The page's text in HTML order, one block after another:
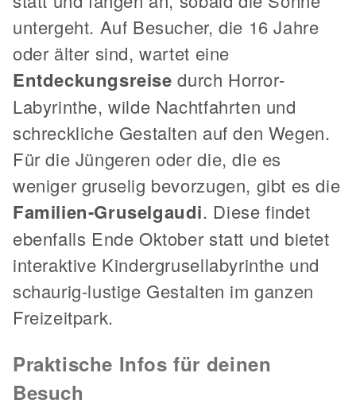
untergeht. Auf Besucher, die 16 Jahre
oder älter sind, wartet eine
Entdeckungsreise durch Horror-
Labyrinthe, wilde Nachtfahrten und
schreckliche Gestalten auf den Wegen.
Für die Jüngeren oder die, die es
weniger gruselig bevorzugen, gibt es die
Familien-Gruselgaudi. Diese findet
ebenfalls Ende Oktober statt und bietet
interaktive Kindergrusellabyrinthe und
schaurig-lustige Gestalten im ganzen
Freizeitpark.
Praktische Infos für deinen
Besuch